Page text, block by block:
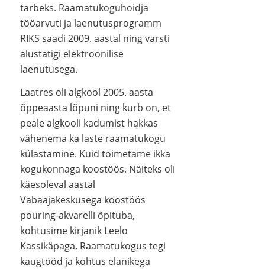
tarbeks. Raamatukoguhoidja
tööarvuti ja laenutusprogramm
RIKS saadi 2009. aastal ning varsti
alustatigi elektroonilise
laenutusega.
Laatres oli algkool 2005. aasta
õppeaasta lõpuni ning kurb on, et
peale algkooli kadumist hakkas
vähenema ka laste raamatukogu
külastamine. Kuid toimetame ikka
kogukonnaga koostöös. Näiteks oli
käesoleval aastal
Vabaajakeskusega koostöös
pouring-akvarelli õpituba,
kohtusime kirjanik Leelo
Kassikäpaga. Raamatukogus tegi
kaugtööd ja kohtus elanikega